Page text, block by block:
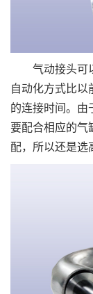
气动接头可以
自动化方式比以
的连接时间。由
要配合相应的气
配，所以还是选